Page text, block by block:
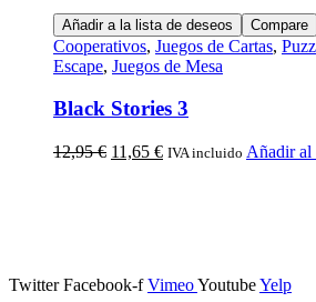
Añadir a la lista de deseos Compare
Cooperativos, Juegos de Cartas,
Escape, Juegos de Mesa
Black Stories 3
12,95€ 11,65 € IVA incluido Añadir al
Twitter Facebook-f VimeoYoutubeYelp